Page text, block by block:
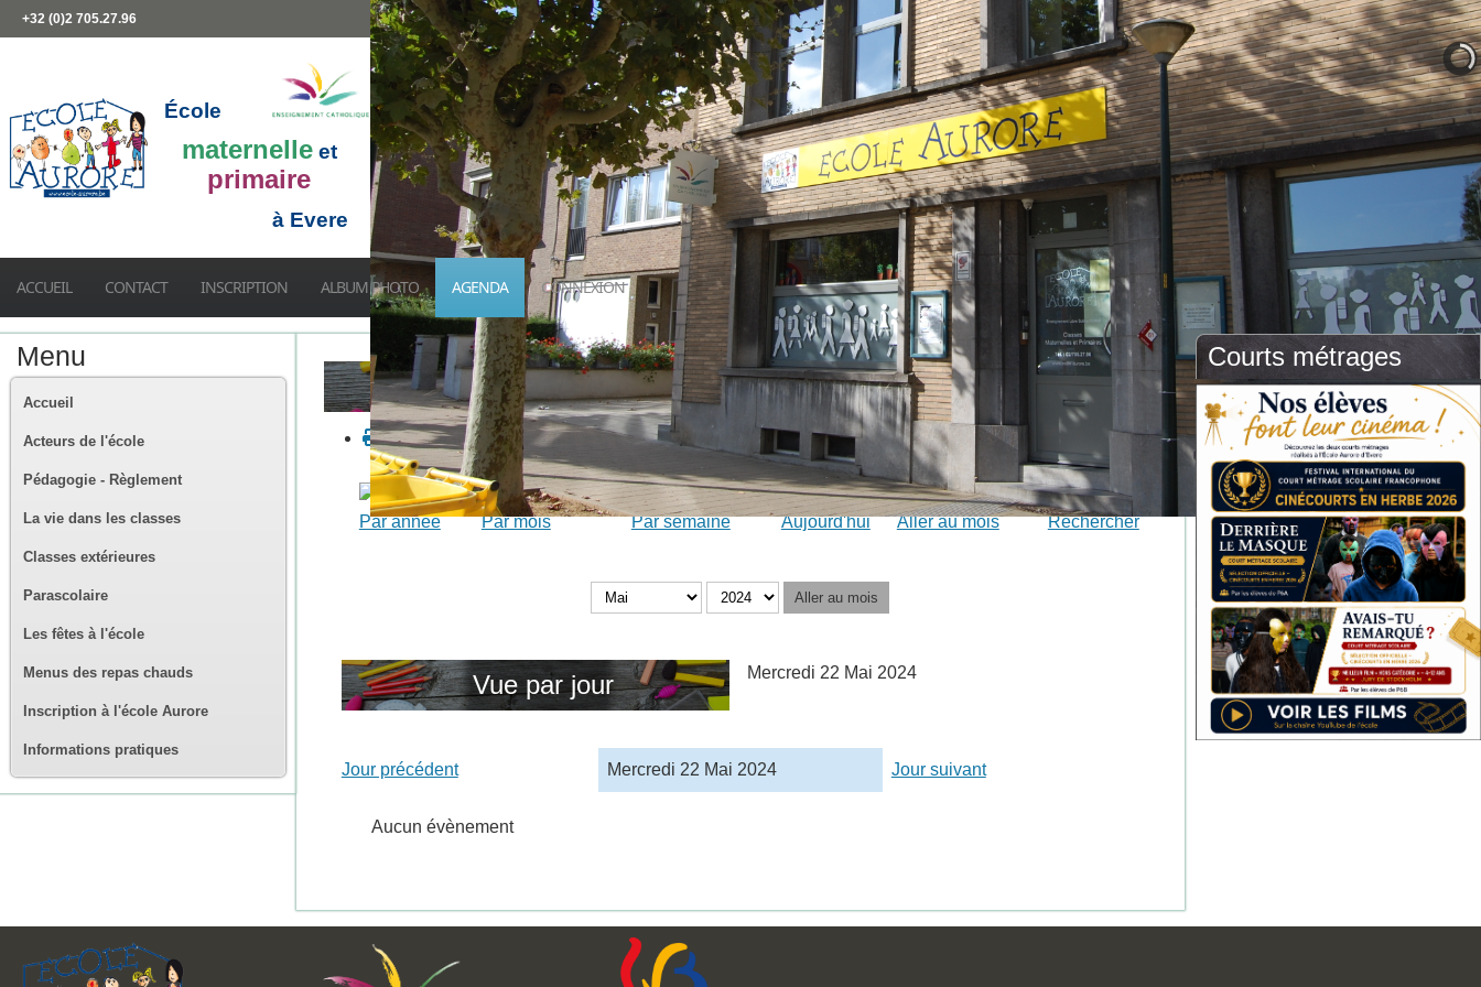
+32 (0)2 705.27.96
École
maternelle et
primaire
à Evere
ACCUEIL CONTACT INSCRIPTION ALBUM PHOTO AGENDA CONNEXION
Menu
Accueil
Acteurs de l'école
Pédagogie - Règlement
La vie dans les classes
Classes extérieures
Parascolaire
Les fêtes à l'école
Menus des repas chauds
Inscription à l'école Aurore
Informations pratiques
Calendrier
Par année Par mois Par semaine Aujourd'hui Aller au mois Rechercher
Aller au mois
Vue par jour Mercredi 22 Mai 2024
Jour précédent Mercredi 22 Mai 2024 Jour suivant
Aucun évènement
Courts métrages